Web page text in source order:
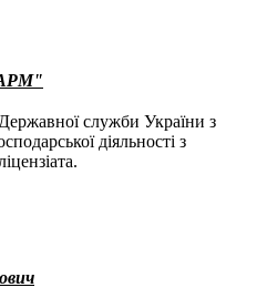
служби України з
діяльності з